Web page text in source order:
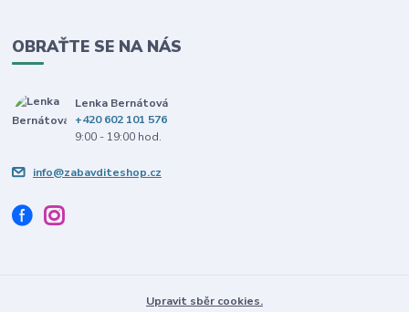
OBRAŤTE SE NA NÁS
Lenka Bernátová
+420 602 101 576
9:00 - 19:00 hod.
info@zabavditeshop.cz
Upravit sběr cookies.